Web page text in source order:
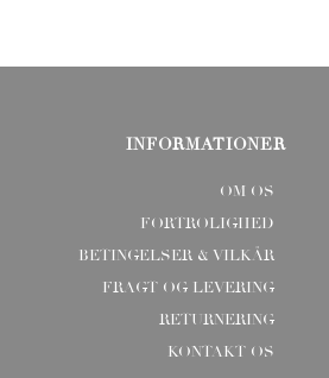
INFORMATIONER
OM OS
FORTROLIGHED
BETINGELSER & VILKÅR
FRAGT OG LEVERING
RETURNERING
KONTAKT OS